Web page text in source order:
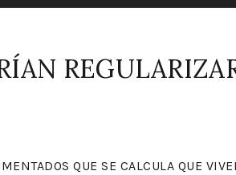
QUE SE CALCULA QUE